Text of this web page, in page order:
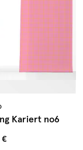
Kariert no6